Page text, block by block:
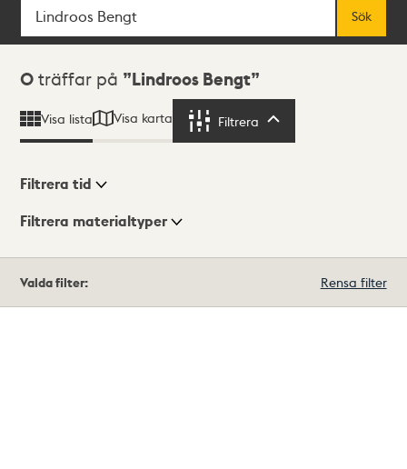
Sök
Sökresultat
0 träffar på Lindroos Bengt
Visa lista Visa karta Filtrera
Visningsläge
Filtrera tid
Filtrera materialtyper
träffar
Valda filter: Rensa filter